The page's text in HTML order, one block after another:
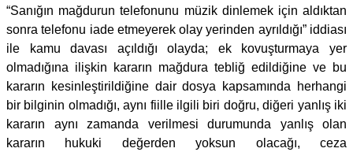
“Sanığın mağdurun telefonunu müzik dinlemek için aldıktan
sonra telefonu iade etmeyerek olay yerinden ayrıldığı” iddiası
ile kamu davası açıldığı olayda; ek kovuşturmaya yer
olmadığına ilişkin kararın mağdura tebliğ edildiğine ve bu
kararın kesinleştirildiğine dair dosya kapsamında herhangi
bir bilginin olmadığı, aynı fiille ilgili biri doğru, diğeri yanlış iki
kararın aynı zamanda verilmesi durumunda yanlış olan
kararın hukuki değerden yoksun olacağı, ceza